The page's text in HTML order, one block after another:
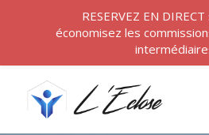
RESERVEZ EN
économisez les